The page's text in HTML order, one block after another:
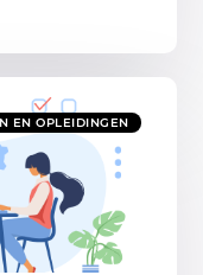
EN OPLEIDINGEN